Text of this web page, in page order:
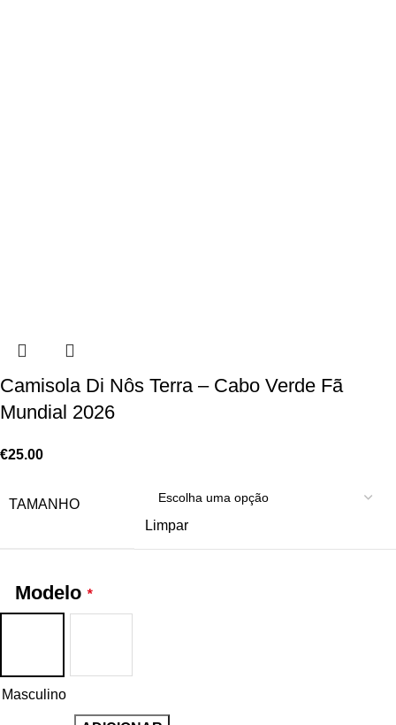
Camisola Di Nôs Terra – Cabo Verde Fã
Mundial 2026
€25.00
TAMANHO
Limpar
Modelo *
Masculino